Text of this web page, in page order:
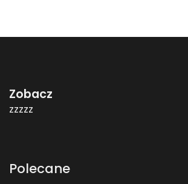
Zobacz
zzzzz
Polecane